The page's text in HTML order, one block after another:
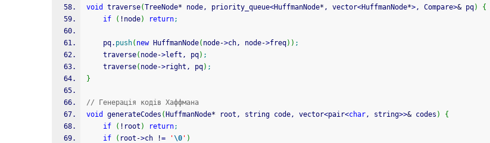
void
traverse(TreeNode* node, priority_queue<HuffmanNode* , vector<HuffmanNode*>, Compare>& pq)
{
if
( ! node) return;
    pq.
push( new HuffmanNode( node->ch, node->freq) ) ;
    traverse
( node->left, pq) ;
    traverse
( node->right, pq) ;
}
// Генерація кодів Хаффмана
void
generateCodes ( HuffmanNode* root, string code, vector<pair<char, string>>& codes )
{
if
( ! root ) return;
if
( root ->ch != '\0 ' )